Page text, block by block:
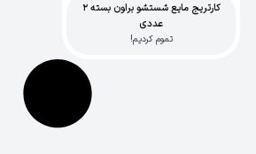
کارتریج مایع شستشو براون بسته 2
عددی
تموم کردیم!